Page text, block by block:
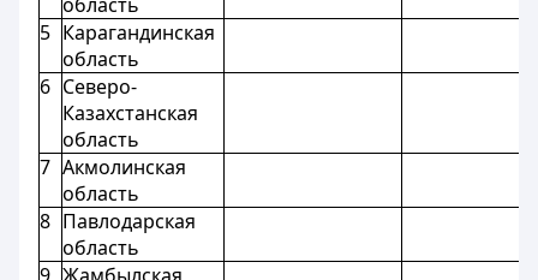
5 Карагандинская
область
6 Северо-
Казахстанская
область
7 Акмолинская
область
8 Павлодарская
область